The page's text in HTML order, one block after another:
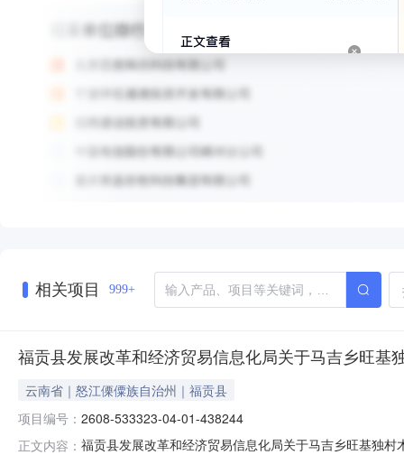
相关项目 999+
福贡县发展改革和经济贸易信息化局关于马吉乡旺
云南省｜怒江傈僳族自治州｜福贡县
项目编号： 2608-533323-04-01-438244
正文内容： 福贡县发展改革和经济贸易信息化局关于马吉乡旺基独